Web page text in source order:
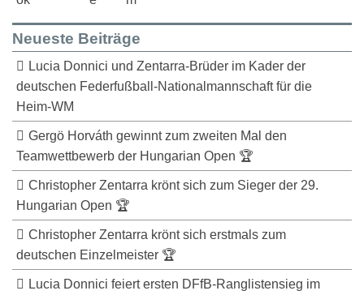
Neueste Beiträge
Lucia Donnici und Zentarra-Brüder im Kader der
deutschen Federfußball-Nationalmannschaft für die
Heim-WM
Gergö Horváth gewinnt zum zweiten Mal den
Teamwettbewerb der Hungarian Open 🏆
Christopher Zentarra krönt sich zum Sieger der 29.
Hungarian Open 🏆
Christopher Zentarra krönt sich erstmals zum
deutschen Einzelmeister 🏆
Lucia Donnici feiert ersten DFfB-Ranglistensieg im